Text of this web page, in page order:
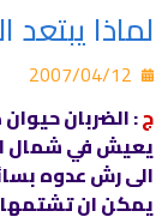
لماذا
ج: الضربان
يعيش في شمال
الى رش عدوه
يمكن ان تشتمها